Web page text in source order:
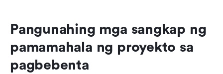
Pangunahing mga sangkap ng
pamamahala ng proyekto sa
pagbebenta